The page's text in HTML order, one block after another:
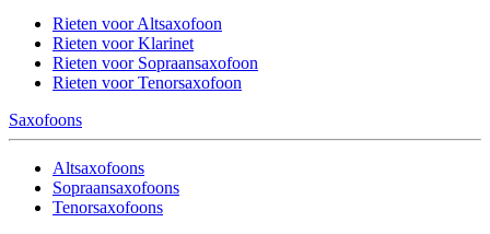
Rieten voor Altsaxofoon
Rieten voor Klarinet
Rieten voor Sopraansaxofoon
Rieten voor Tenorsaxofoon
Saxofoons
Altsaxofoons
Sopraansaxofoons
Tenorsaxofoons